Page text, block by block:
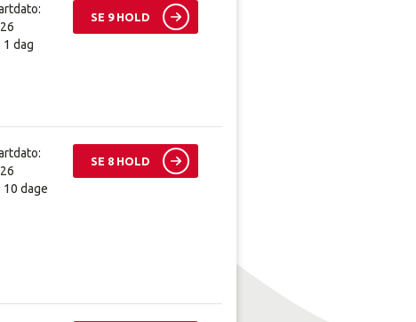
SE 9 HOLD
1 dag
SE 8 HOLD
10 dage